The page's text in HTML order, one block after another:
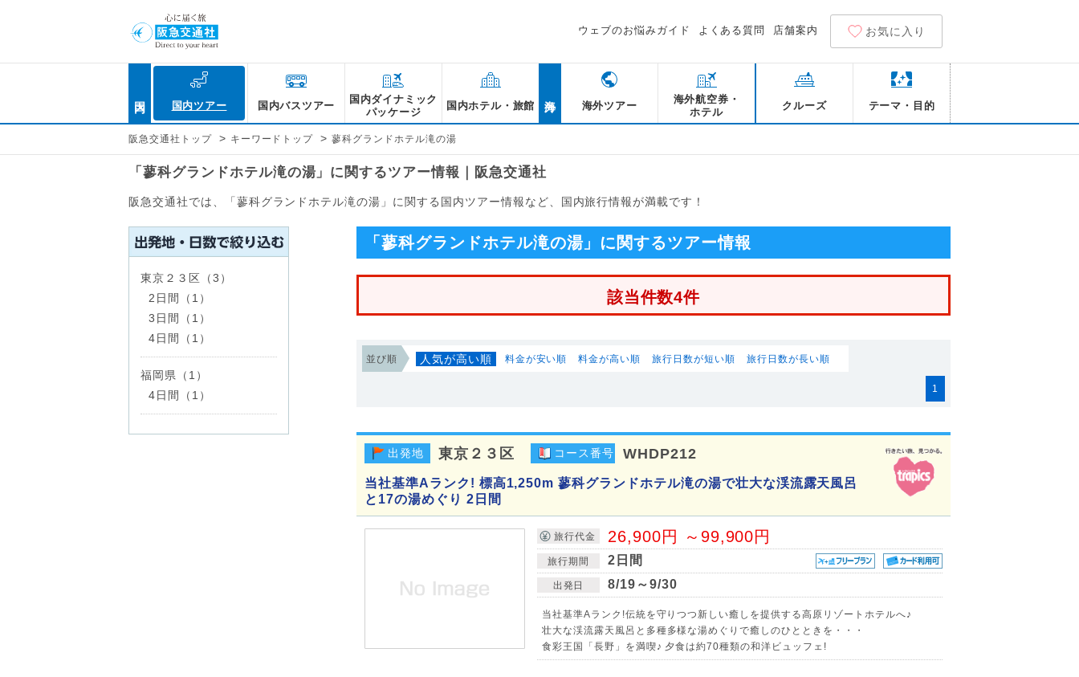
ウェブのお悩みガイド よくある質問 店舗案内 お気に入り
国内ツアー 国内バスツアー
国内ダイナミック
パッケージ
国内ホテル・旅館 海外ツアー
海外航空券・
ホテル
クルーズ テーマ・目的
阪急交通社トップ > キーワードトップ > 蓼科グランドホテル滝の湯
「蓼科グランドホテル滝の湯」に関するツアー情報｜阪急交通社
阪急交通社では、「蓼科グランドホテル滝の湯」に関する国内ツアー情報など、国内旅行情報が満載です！
「蓼科グランドホテル滝の湯」に関するツアー情報
該当件数4件
並び順 人気が高い順 料金が安い順 料金が高い順 旅行日数が短い順 旅行日数が長い順
1
出発地 東京２３区 コース番号 WHDP212
当社基準Aランク! 標高1,250m 蓼科グランドホテル滝の湯で壮大な渓流露天風呂
と17の湯めぐり 2日間
旅行代金 26,900円 ～99,900円
旅行期間 2日間
出発日 8/19～9/30
当社基準Aランク!伝統を守りつつ新しい癒しを提供する高原リゾートホテルへ♪
壮大な渓流露天風呂と多種多様な湯めぐりで癒しのひとときを・・・
食彩王国「長野」を満喫♪ 夕食は約70種類の和洋ビュッフェ!
東京２３区（3）
2日間（1）
3日間（1）
4日間（1）
福岡県（1）
4日間（1）